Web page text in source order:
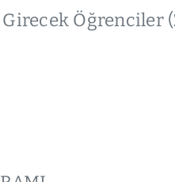
Girecek Öğrenciler